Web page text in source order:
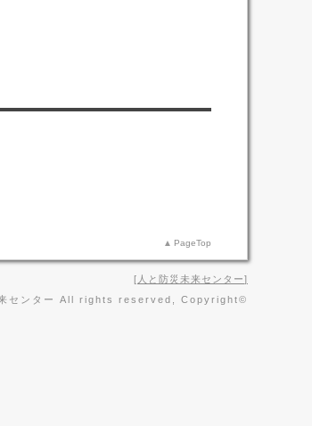
PageTop
人と防災未来センター
来センター All rights reserved, Copyright©